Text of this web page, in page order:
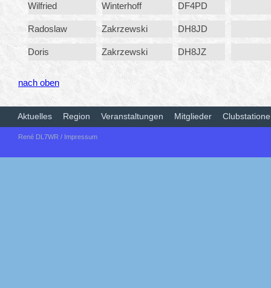
Wilfried Winterhoff DF4PD
Radoslaw Zakrzewski DH8JD
Doris Zakrzewski DH8JZ
nach oben
Aktuelles Region Veranstaltungen Mitglieder
René DL7WR / Impressum